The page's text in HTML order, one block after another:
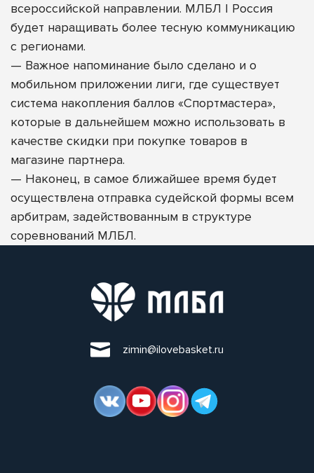
всероссийской направлении. МЛБЛ | Россия
будет наращивать более тесную коммуникацию
с регионами.
— Важное напоминание было сделано и о
мобильном приложении лиги, где существует
система накопления баллов «Спортмастера»,
которые в дальнейшем можно использовать в
качестве скидки при покупке товаров в
магазине партнера.
— Наконец, в самое ближайшее время будет
осуществлена отправка судейской формы всем
арбитрам, задействованным в структуре
соревнований МЛБЛ.
zimin@ilovebasket.ru